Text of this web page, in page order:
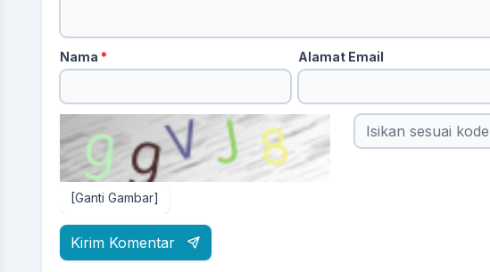
Nama * Alamat Email
[Ganti Gambar]
Kirim Komentar